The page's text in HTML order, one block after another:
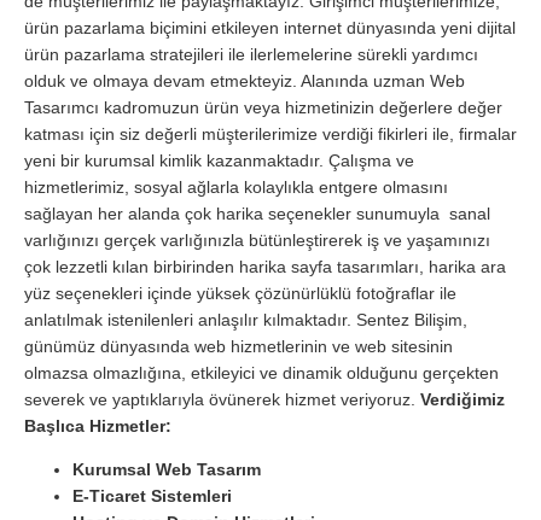
ürün pazarlama biçimini etkileyen internet dünyasında yeni dijital
ürün pazarlama stratejileri ile ilerlemelerine sürekli yardımcı
olduk ve olmaya devam etmekteyiz. Alanında uzman Web
Tasarımcı kadromuzun ürün veya hizmetinizin değerlere değer
katması için siz değerli müşterilerimize verdiği fikirleri ile, firmalar
yeni bir kurumsal kimlik kazanmaktadır. Çalışma ve
hizmetlerimiz, sosyal ağlarla kolaylıkla entgere olmasını
sağlayan her alanda çok harika seçenekler sunumuyla sanal
varlığınızı gerçek varlığınızla bütünleştirerek iş ve yaşamınızı
çok lezzetli kılan birbirinden harika sayfa tasarımları, harika ara
yüz seçenekleri içinde yüksek çözünürlüklü fotoğraflar ile
anlatılmak istenilenleri anlaşılır kılmaktadır. Sentez Bilişim,
günümüz dünyasında web hizmetlerinin ve web sitesinin
olmazsa olmazlığına, etkileyici ve dinamik olduğunu gerçekten
severek ve yaptıklarıyla övünerek hizmet veriyoruz. Verdiğimiz
Başlıca Hizmetler:
Kurumsal Web Tasarım
E-Ticaret Sistemleri